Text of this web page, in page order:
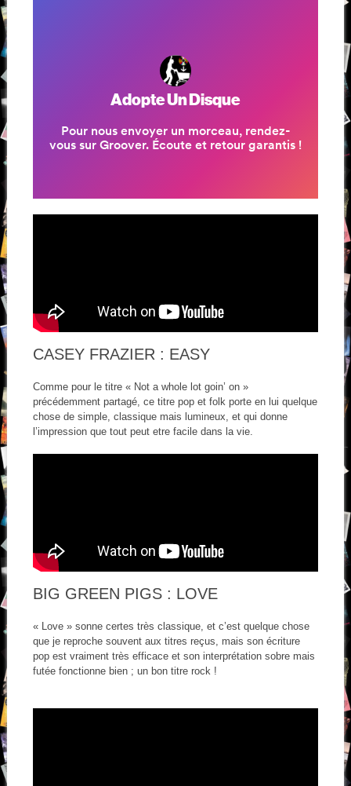
CASEY FRAZIER : EASY
Comme pour le titre « Not a whole lot goin’ on »
précédemment partagé, ce titre pop et folk porte en lui quelque
chose de simple, classique mais lumineux, et qui donne
l’impression que tout peut etre facile dans la vie.
BIG GREEN PIGS : LOVE
« Love » sonne certes très classique, et c’est quelque chose
que je reproche souvent aux titres reçus, mais son écriture
pop est vraiment très efficace et son interprétation sobre mais
futée fonctionne bien ; un bon titre rock !